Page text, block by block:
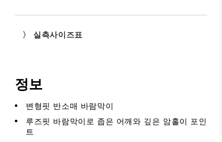
〉 실측사이즈표
정보
변형핏 반소매 바람막이
루즈핏 바람막이로 좁은 어깨와 깊은 암홀이 포인
트